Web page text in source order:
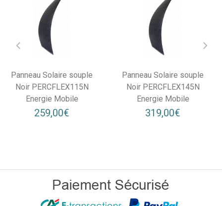
Panneau Solaire souple
Noir PERCFLEX115N
Energie Mobile
259,00€
Panneau Solaire souple
Noir PERCFLEX145N
Energie Mobile
319,00€